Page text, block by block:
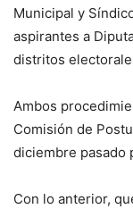
Municipal y
aspirantes a
distritos
Ambos
Comisión de
diciembre pasado
Con lo anterior,